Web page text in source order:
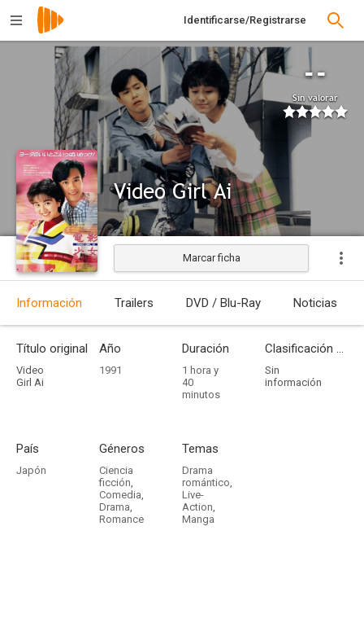
Identificarse/Registrarse
--
Sin valorar
Video Girl Ai
Estrenada
Marcar ficha
Información Trailers DVD / Blu-Ray Noticias
Título original
Video
Girl Ai
Año
1991
Duración
1 hora y
40
minutos
Clasificación por edades
Sin
información
País
Japón
Géneros
Ciencia
ficción,
Comedia,
Drama,
Romance
Temas
Drama
romántico,
Live-
Action,
Manga